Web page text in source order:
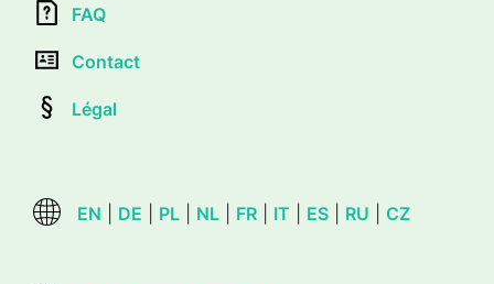
FAQ
Contact
Légal
EN DE PL NL FR IT ES RU CZ